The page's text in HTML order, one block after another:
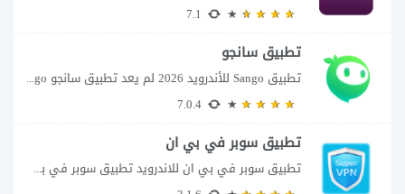
تطبيق سانجو
تطبيق Sango للأندرويد 2026 لم يعد تطبيق سانجو Sango مجرد مساحة لإرسال الرسائل أو...
تطبيق سوبر في بي ان
تطبيق سوبر في بي ان للاندرويد تطبيق سوبر في بي ان من تطبيقات الشبكات...